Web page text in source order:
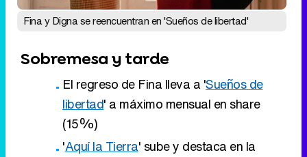
libertad' a máximo mensual en share
(15%)
'Aquí la Tierra' sube y destaca en la
tarde de La 1 (+0,6)
'El diario de Jorge' sube y se mantiene
como lo mejor de la tarde en Telecinco
Eliminar anuncios